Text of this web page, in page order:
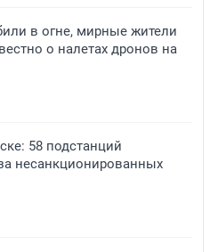
в огне, мирные жители
о налетах дронов на
58 подстанций
несанкционированных